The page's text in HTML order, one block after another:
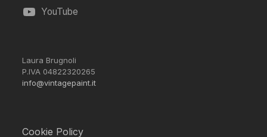
YouTube
Laura Brugnoli
P.IVA 04822320265
info@vintagepaint.it
Cookie Policy